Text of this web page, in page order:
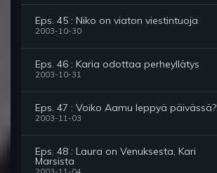
Eps. 45 : Niko on viaton viestintuoja
2003-10-30
Eps. 46 : Karia odottaa perheyllätys
2003-10-31
Eps. 47 : Voiko Aamu leppyä päivässä?
2003-11-03
Eps. 48 : Laura on Venuksesta, Kari
Marsista